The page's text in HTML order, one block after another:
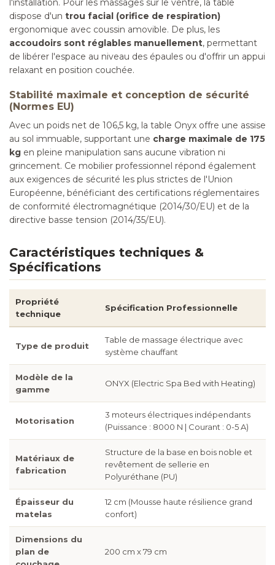
l'installation. Pour les massages sur le ventre, la table
dispose d'un trou facial (orifice de respiration)
ergonomique avec coussin amovible. De plus, les
accoudoirs sont réglables manuellement, permettant
de libérer l'espace au niveau des épaules ou d'offrir un appui
relaxant en position couchée.
Stabilité maximale et conception de sécurité
(Normes EU)
Avec un poids net de 106,5 kg, la table Onyx offre une assise
au sol immuable, supportant une charge maximale de 175
kg en pleine manipulation sans aucune vibration ni
grincement. Ce mobilier professionnel répond également
aux exigences de sécurité les plus strictes de l'Union
Européenne, bénéficiant des certifications réglementaires
de conformité électromagnétique (2014/30/EU) et de la
directive basse tension (2014/35/EU).
Caractéristiques techniques &
Spécifications
Propriété
technique
Spécification Professionnelle
Type de produit
Table de massage électrique avec
système chauffant
Modèle de la
gamme
ONYX (Electric Spa Bed with Heating)
Motorisation
3 moteurs électriques indépendants
(Puissance : 8000 N | Courant : 0-5 A)
Matériaux de
fabrication
Structure de la base en bois noble et
revêtement de sellerie en
Polyuréthane (PU)
Épaisseur du
matelas
12 cm (Mousse haute résilience grand
confort)
Dimensions du
plan de
200 cm x 79 cm